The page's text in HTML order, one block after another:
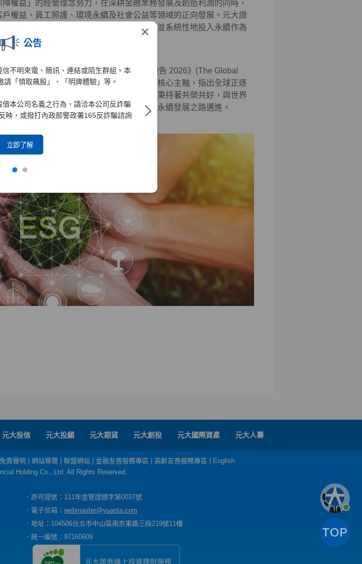
×
公告
不明來電、簡訊、連結或陌生群組。本
「領取飆股」、「明牌體驗」等。
本公司名義之行為，請洽本公司反詐騙
映，或撥打內政部警政署165反詐騙諮詢
立即了解
權益」的經營理念努力，在深耕金融業務發展及創造利潤的同時，
權益、員工照護、環境永續及社會公益等領域的正向發展。元大證
遷帶來的風險、機會與挑戰，透過長期規劃並系統性地投入永續作為
會及環境產生正面影響。
Forum, WEF）發布的《全球風險報告 2026》(The Global
競逐時代（The Age of Competition）」為核心主軸，指出全球正逐
逐升溫的階段。在此背景下，元大證券一直秉持著共榮共好，與世界
關人員創造長期價值，帶動產業及社會朝永續發展之路邁進。
元大投信 元大投顧 元大期貨 元大創投 元大國際資產 元大人壽
免責聲明 網站導覽 聯盟網站 金融友善服務專區 高齡友善服務專區
English
Holding Co., Ltd. All Rights Reserved.
．許可證號：111年金管證總字第0037號
．電子信箱： webmaster@yuanta.com
．地址：104506台北市中山區南京東路三段219號11樓
．統一編號：97160609
TOP